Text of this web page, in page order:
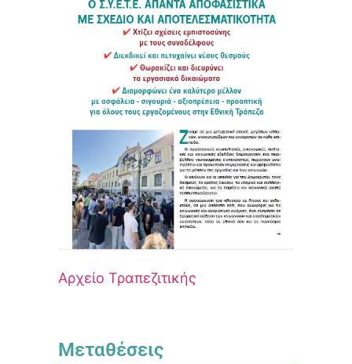
Αρχείο Τραπεζιτικής
Μεταθέσεις